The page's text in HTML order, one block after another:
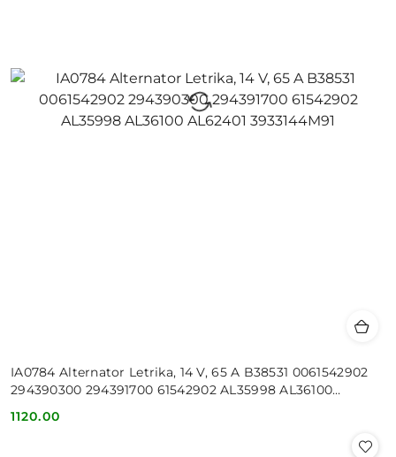
IA0784 Alternator Letrika, 14 V, 65 A B38531 0061542902
294390300 294391700 61542902 AL35998 AL36100
Cena:
1120.00